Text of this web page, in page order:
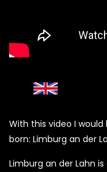
With this video I
born: Limburg an der
Limburg an der Lahn